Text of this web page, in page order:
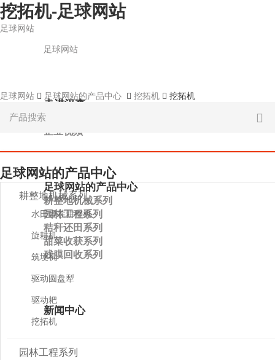
挖拓机-足球网站
足球网站
足球网站
走进汉森
关于足球网站
企业视频
足球网站的产品中心
耕整地机械系列
园林工程系列
秸秆还田系列
甜菜收获系列
残膜回收系列
新闻中心
足球网站 足球网站的产品中心 挖拓机 挖拓机
足球网站的产品中心
耕整地机械系列
水田埋茬耕整机
旋耕机
筑埂机
驱动圆盘犁
驱动耙
挖拓机
园林工程系列